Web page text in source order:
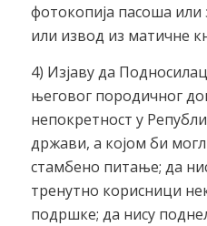
фотокопија пасоша
или извод из матичне
4) Изјаву да
његовог породичног
непокретност у
држави, а којом би
стамбено питање; да
тренутно корисници
подршке; да нису